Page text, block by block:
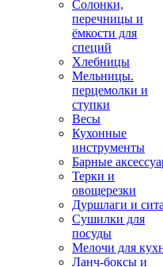
Солонки,
перечницы и
ёмкости для
специй
Хлебницы
Мельницы.
перцемолки и
ступки
Весы
Кухонные
инструменты
Барные
Терки и
овощерезки
Дуршлаги и сита
Сушилки для
посуды
Мелочи для
Ланч-боксы и